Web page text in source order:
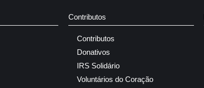
Contributos
Contributos
Donativos
IRS Solidário
Voluntários do Coração